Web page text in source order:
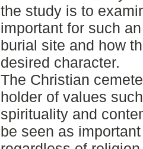
the study is to
important for such
burial site and how
desired character.
The Christian
holder of values
spirituality and
be seen as